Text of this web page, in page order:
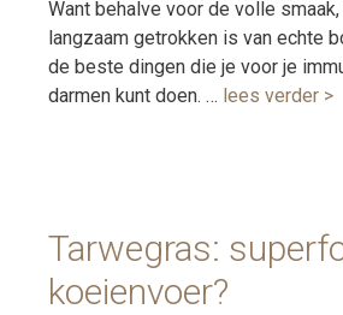
Want behalve voor de volle
langzaam getrokken is van echte
de beste dingen die je voor je
darmen kunt doen. … lees verder >
Tarwegras:
koeienvoer?